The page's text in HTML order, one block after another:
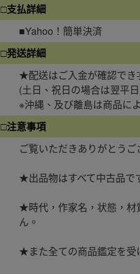
□支払詳細
■Yahoo！簡単決済
□発送詳細
★配送はご入金が確認でき
(土日、祝日の場合は翌平
※沖縄、及び離島は商品に
□注意事項
ご覧いただきありがとうご
★出品物はすべて中古品で
★時代，作家名，状態，材
ん。
★また全ての商品鑑定を受